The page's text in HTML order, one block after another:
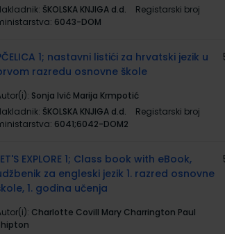
ŠKOLSKA KNJIGA d.d.
Registarski broj
6043-DOM
1; nastavni listići za hrvatski jezik u
razredu osnovne škole
Sonja Ivić Marija Krmpotić
ŠKOLSKA KNJIGA d.d.
Registarski broj
6041;6042-DOM2
EXPLORE 1; Class book with eBook,
za engleski jezik 1. razred osnovne
1. godina učenja
Charlotte Covill Mary Charrington Paul